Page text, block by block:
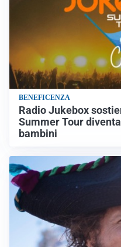
BENEFICENZA
Radio Jukebox
Summer Tour
bambini